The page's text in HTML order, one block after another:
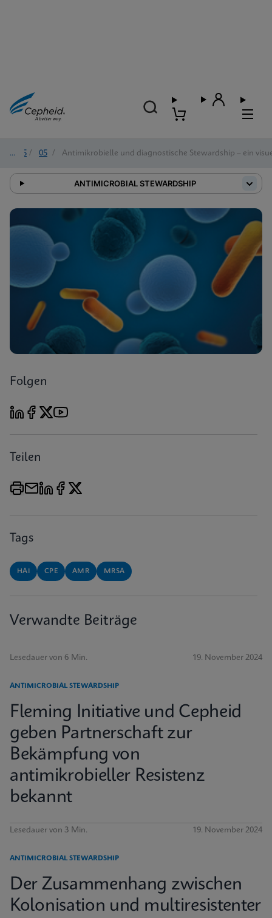
2025 / 05 / Antimikrobielle und diagnostische Stewardship – ein
ANTIMICROBIAL STEWARDSHIP
Folgen
Teilen
Tags
HAI CPE AMR MRSA
Verwandte Beiträge
Lesedauer von 6 Min. 19. November 2024
ANTIMICROBIAL STEWARDSHIP
Fleming Initiative und Cepheid
geben Partnerschaft zur
Bekämpfung von
antimikrobieller Resistenz
bekannt
Lesedauer von 3 Min. 19. November 2024
ANTIMICROBIAL STEWARDSHIP
Der Zusammenhang zwischen
Kolonisation und multiresistenter